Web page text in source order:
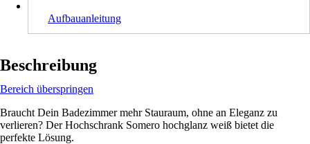
Aufbauanleitung
Beschreibung
Bereich überspringen
Braucht Dein Badezimmer mehr Stauraum, ohne an Eleganz zu
verlieren? Der Hochschrank Somero hochglanz weiß bietet die
perfekte Lösung.